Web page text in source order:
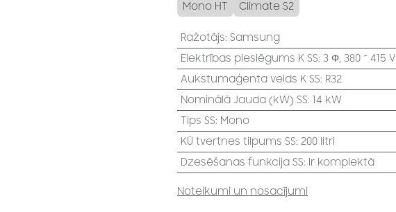
Mono HT Climate S2
Ražotājs: Samsung
Elektrības pieslēgums K SS: 3 Φ, 380 ~ 415 V
Aukstumaģenta veids K SS: R32
Nominālā Jauda (kW) SS: 14 kW
Tips SS: Mono
KŪ tvertnes tilpums SS: 200 litri
Dzesēšanas funkcija SS: Ir komplektā
Noteikumi un nosacījumi